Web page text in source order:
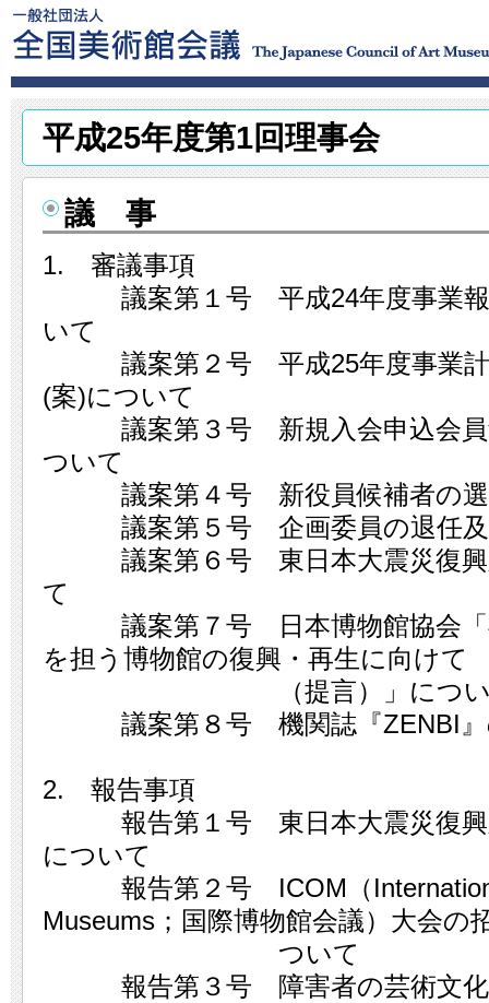
平成25年度第1回理事会
議 事
1. 審議事項
議案第１号 平成24年度事業報
いて
議案第２号 平成25年度事業計
(案)について
議案第３号 新規入会申込会員
ついて
議案第４号 新役員候補者の選
議案第５号 企画委員の退任及
議案第６号 東日本大震災復興
て
議案第７号 日本博物館協会「
を担う博物館の復興・再生に向けて
（提言）」につい
議案第８号 機関誌『ZENBI』
2. 報告事項
報告第１号 東日本大震災復興
について
報告第２号 ICOM（
Museums；国際博物館会議）大会の
ついて
報告第３号 障害者の芸術文化